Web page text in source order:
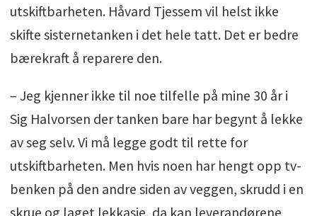
utskiftbarheten. Håvard Tjessem vil helst ikke
skifte sisternetanken i det hele tatt. Det er bedre
bærekraft å reparere den.
– Jeg kjenner ikke til noe tilfelle på mine 30 år i
Sig Halvorsen der tanken bare har begynt å lekke
av seg selv. Vi må legge godt til rette for
utskiftbarheten. Men hvis noen har hengt opp tv-
benken på den andre siden av veggen, skrudd i en
skrue og laget lekkasje, da kan leverandørene